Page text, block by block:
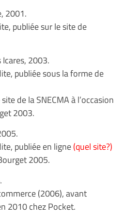
2001.
publiée sur le site de
2003.
publiée sous la forme de
de la SNECMA à l’occasion
2003.
publiée en ligne(quel site?)
2005.
(2006), avant
2010 chez Pocket.